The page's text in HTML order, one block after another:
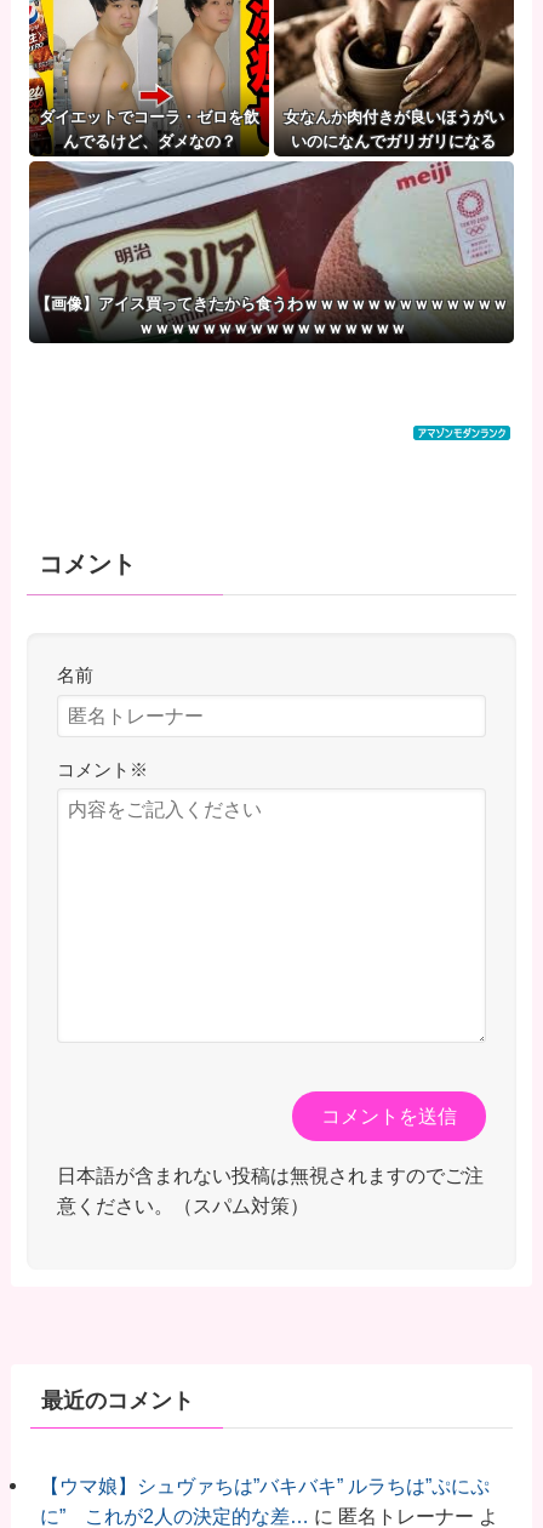
ダイエットでコーラ・ゼロを飲
んでるけど、ダメなの？
女なんか肉付きが良いほうがい
いのになんでガリガリになる
の？
【画像】アイス買ってきたから食うわｗｗｗｗｗｗｗｗｗｗｗｗｗ
ｗｗｗｗｗｗｗｗｗｗｗｗｗｗｗｗｗ
コメント
名前
コメント ※
日本語が含まれない投稿は無視されますのでご注
意ください。（スパム対策）
最近のコメント
【ウマ娘】シュヴァちは”バキバキ” ルラちは”ぷにぷ
に” これが2人の決定的な差… に 匿名トレーナー よ